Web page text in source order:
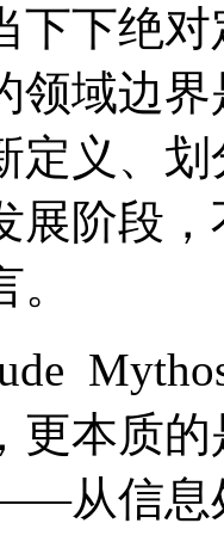
下下绝
领域边
定义、
展阶段
更本质
从信息